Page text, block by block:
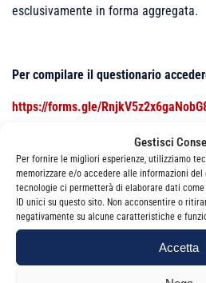
Gestisci
Per fornire le migliori esperienze, utilizziamo
memorizzare e/o accedere alle informazioni
tecnologie ci permetterà di elaborare dati
ID unici su questo sito. Non acconsentire o
negativamente su alcune caratteristiche e
Accetta
esclusivamente in forma aggregata.
Per compilare il questionario
https://forms.gle/
Nelle prossime settimane sarà cura
elaborare e diffondere i risultati
istituzionali del Cndcec.